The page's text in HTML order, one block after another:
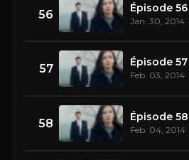
56 Épisode 56
Jan. 30, 2014
57 Épisode 57
Feb. 03, 2014
58 Épisode 58
Feb. 04, 2014